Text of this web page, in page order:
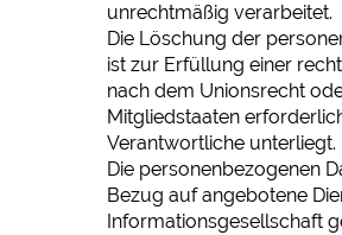
unrechtmäßig verarbeitet.
Die Löschung der
ist zur Erfüllung einer
nach dem Unionsrecht
Mitgliedstaaten
Verantwortliche unterliegt.
Die personenbezogenen
Bezug auf angebotene
Informationsgesellschaft